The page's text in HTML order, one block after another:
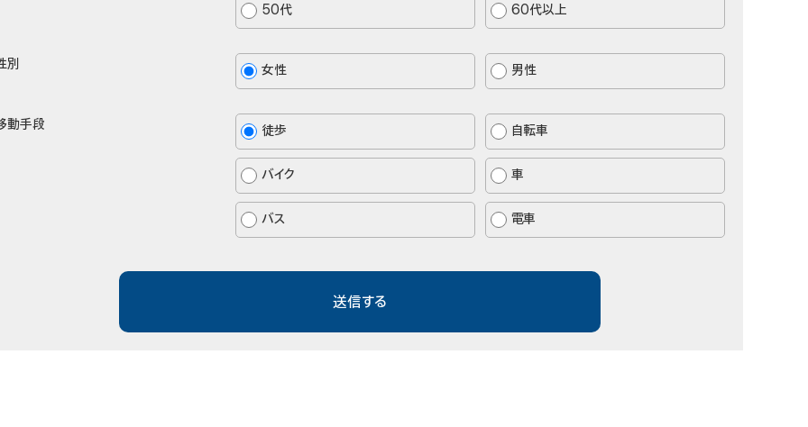
50代 60代以上
別 女性 男性
動手段 徒歩 自転車
バイク 車
バス 電車